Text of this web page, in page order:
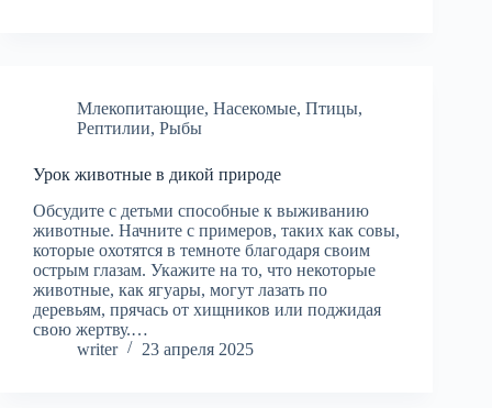
Млекопитающие, Насекомые, Птицы,
Рептилии, Рыбы
Урок животные в дикой природе
Обсудите с детьми способные к выживанию
животные. Начните с примеров, таких как совы,
которые охотятся в темноте благодаря своим
острым глазам. Укажите на то, что некоторые
животные, как ягуары, могут лазать по
деревьям, прячась от хищников или поджидая
свою жертву.…
writer
23 апреля 2025